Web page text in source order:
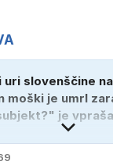
slovenščine
moški je umrl
je